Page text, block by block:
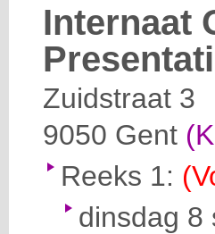
Internaat
Zuidstraat 3
9050 Gent
Reeks 1:
dinsdag 8